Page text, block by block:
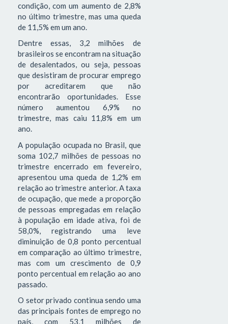
condição, com um aumento de 2,8%
no último trimestre, mas uma queda
de 11,5% em um ano.
Dentre essas, 3,2 milhões de
brasileiros se encontram na situação
de desalentados, ou seja, pessoas
que desistiram de procurar emprego
por acreditarem que não
encontrarão oportunidades. Esse
número aumentou 6,9% no
trimestre, mas caiu 11,8% em um
ano.
A população ocupada no Brasil, que
soma 102,7 milhões de pessoas no
trimestre encerrado em fevereiro,
apresentou uma queda de 1,2% em
relação ao trimestre anterior. A taxa
de ocupação, que mede a proporção
de pessoas empregadas em relação
à população em idade ativa, foi de
58,0%, registrando uma leve
diminuição de 0,8 ponto percentual
em comparação ao último trimestre,
mas com um crescimento de 0,9
ponto percentual em relação ao ano
passado.
O setor privado continua sendo uma
das principais fontes de emprego no
país, com 53,1 milhões de